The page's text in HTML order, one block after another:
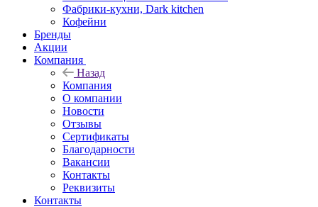
Фабрики-кухни, Dark kitchen
Кофейни
Бренды
Акции
Компания
Назад
Компания
О компании
Новости
Отзывы
Сертификаты
Благодарности
Вакансии
Контакты
Реквизиты
Контакты